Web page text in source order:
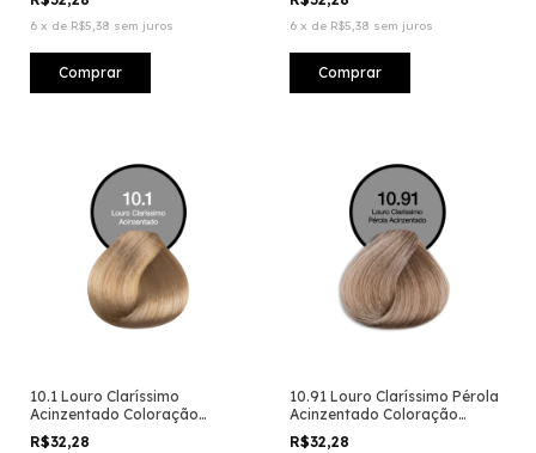
6 x de R$5,38 sem juros 6 x de R$5,38 sem juros
10.1 Louro Clarí­ssimo
Acinzentado Coloração
Creme Permanente
R$32,28
10.91 Louro Claríssimo Pérola
Acinzentado Coloração
Creme Permanente
R$32,28